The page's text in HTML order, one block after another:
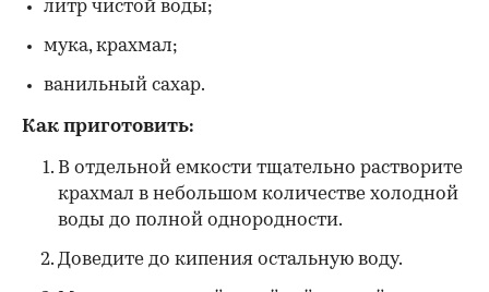
литр чистой воды;
мука, крахмал;
ванильный сахар.
Как приготовить:
В отдельной емкости тщательно растворите
крахмал в небольшом количестве холодной
воды до полной однородности.
Доведите до кипения остальную воду.